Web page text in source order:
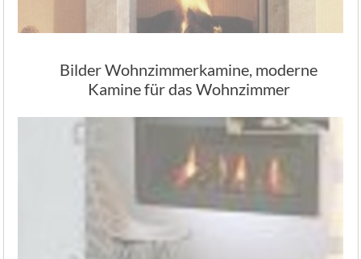
Bilder Wohnzimmerkamine, moderne
Kamine für das Wohnzimmer